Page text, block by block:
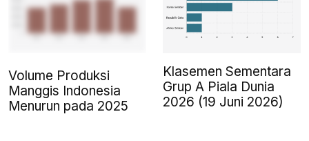
Volume Produksi
Manggis Indonesia
Menurun pada 2025
Klasemen Sementara
Grup A Piala Dunia
2026 (19 Juni 2026)